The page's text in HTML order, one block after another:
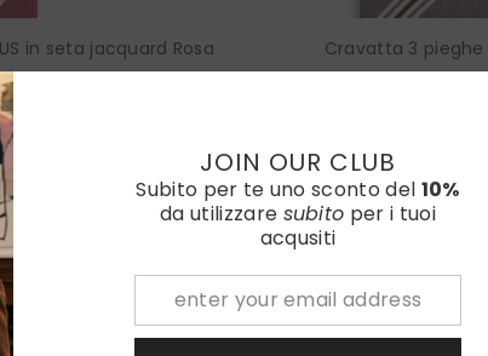
in seta jacquard Rosa
Cravatta 3 pieghe
JOIN OUR CLUB
Subito per te uno sconto del 10%
da utilizzare subito per i tuoi
acqusiti